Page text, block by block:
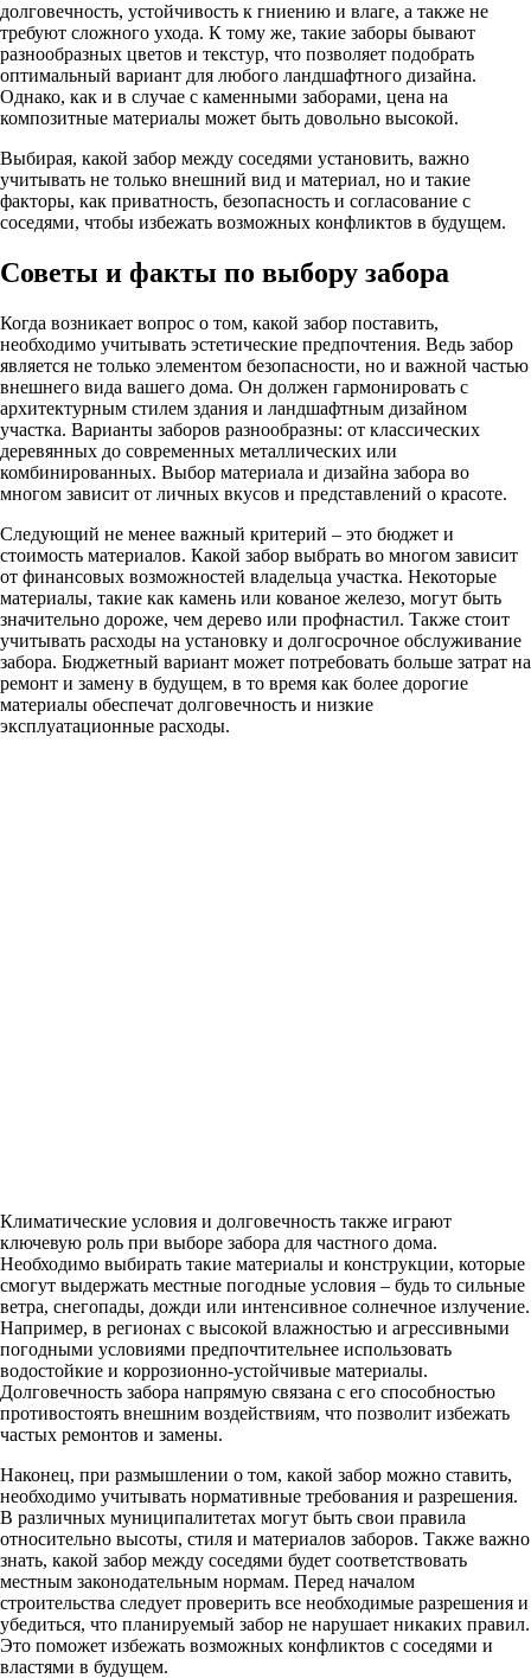
долговечность, устойчивость к гниению и влаге, а также не
требуют сложного ухода. К тому же, такие заборы бывают
разнообразных цветов и текстур, что позволяет подобрать
оптимальный вариант для любого ландшафтного дизайна.
Однако, как и в случае с каменными заборами, цена на
композитные материалы может быть довольно высокой.
Выбирая, какой забор между соседями установить, важно
учитывать не только внешний вид и материал, но и такие
факторы, как приватность, безопасность и согласование с
соседями, чтобы избежать возможных конфликтов в будущем.
Советы и факты по выбору забора
Когда возникает вопрос о том, какой забор поставить,
необходимо учитывать эстетические предпочтения. Ведь забор
является не только элементом безопасности, но и важной частью
внешнего вида вашего дома. Он должен гармонировать с
архитектурным стилем здания и ландшафтным дизайном
участка. Варианты заборов разнообразны: от классических
деревянных до современных металлических или
комбинированных. Выбор материала и дизайна забора во
многом зависит от личных вкусов и представлений о красоте.
Следующий не менее важный критерий – это бюджет и
стоимость материалов. Какой забор выбрать во многом зависит
от финансовых возможностей владельца участка. Некоторые
материалы, такие как камень или кованое железо, могут быть
значительно дороже, чем дерево или профнастил. Также стоит
учитывать расходы на установку и долгосрочное обслуживание
забора. Бюджетный вариант может потребовать больше затрат на
ремонт и замену в будущем, в то время как более дорогие
материалы обеспечат долговечность и низкие
эксплуатационные расходы.
Климатические условия и долговечность также играют
ключевую роль при выборе забора для частного дома.
Необходимо выбирать такие материалы и конструкции, которые
смогут выдержать местные погодные условия – будь то сильные
ветра, снегопады, дожди или интенсивное солнечное излучение.
Например, в регионах с высокой влажностью и агрессивными
погодными условиями предпочтительнее использовать
водостойкие и коррозионно-устойчивые материалы.
Долговечность забора напрямую связана с его способностью
противостоять внешним воздействиям, что позволит избежать
частых ремонтов и замены.
Наконец, при размышлении о том, какой забор можно ставить,
необходимо учитывать нормативные требования и разрешения.
В различных муниципалитетах могут быть свои правила
относительно высоты, стиля и материалов заборов. Также важно
знать, какой забор между соседями будет соответствовать
местным законодательным нормам. Перед началом
строительства следует проверить все необходимые разрешения и
убедиться, что планируемый забор не нарушает никаких правил.
Это поможет избежать возможных конфликтов с соседями и
властями в будущем.